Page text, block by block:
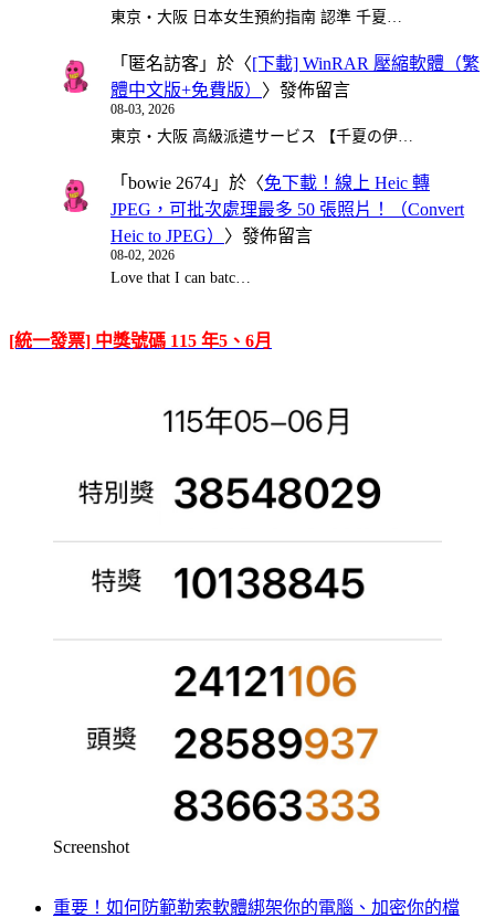
東京・大阪 日本女生預約指南 認準 千夏…
「 匿名訪客 」於〈[下載] WinRAR 壓縮軟體（繁
體中文版+免費版） 〉發佈留言
08-03, 2026
東京・大阪 高級派遣サービス 【千夏の伊…
「 bowie 2674 」於〈免下載！線上 Heic 轉
JPEG，可批次處理最多 50 張照片！（Convert
Heic to JPEG） 〉發佈留言
08-02, 2026
Love that I can batc…
[統一發票] 中獎號碼 115 年5、6月
Screenshot
重要！如何防範勒索軟體綁架你的電腦、加密你的檔